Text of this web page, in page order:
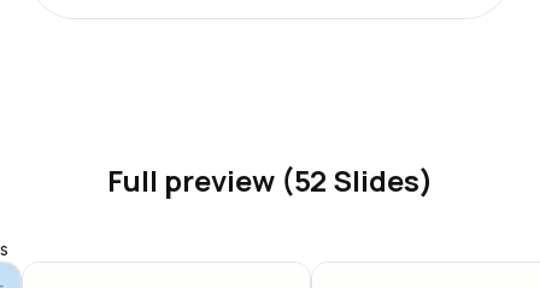
Full preview (52 Slides)
s